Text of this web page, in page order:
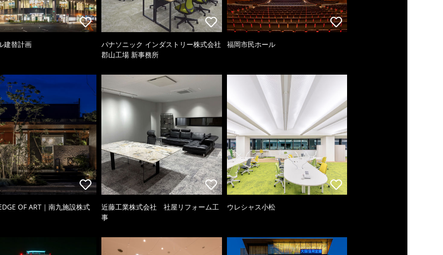
建替計画
パナソニック インダストリー株式会社
郡山工場 新事務所
福岡市民ホール
OF ART｜南九施設株式
近藤工業株式会社 社屋リフォーム工
事
ウレシャス小松